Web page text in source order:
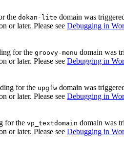
the dokan-lite domain was
or later. Please see Debugging in
for the groovy-menu domain was
or later. Please see Debugging in
for the upgfw domain was
or later. Please see Debugging in
for the vp_textdomain domain was
or later. Please see Debugging in